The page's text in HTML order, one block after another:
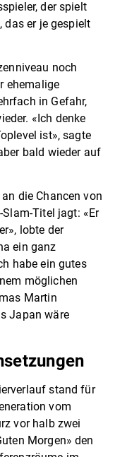
der spielt
das er je gespielt
noch
ehemalige
in Gefahr,
«Ich denke
ist», sagte
bald wieder auf
die Chancen von
Slam-Titel jagt: «Er
lobte der
ein ganz
habe ein gutes
möglichen
Martin
Japan wäre
stand für
vom
vor halb zwei
Morgen» den